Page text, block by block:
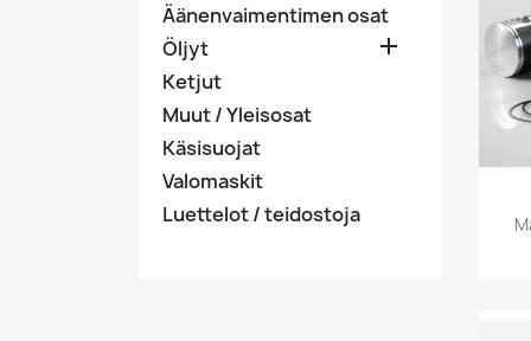
Äänenvaimentimen osat
Öljyt

Ketjut
Muut / Yleisosat
Käsisuojat
Valomaskit
Luettelot / teidostoja